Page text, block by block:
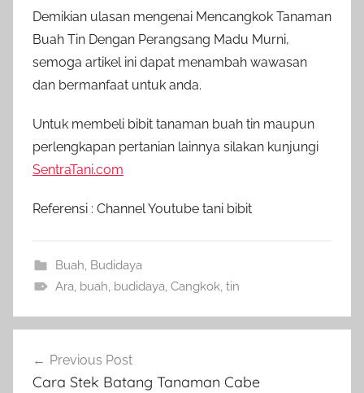
Demikian ulasan mengenai Mencangkok Tanaman
Buah Tin Dengan Perangsang Madu Murni,
semoga artikel ini dapat menambah wawasan
dan bermanfaat untuk anda.
Untuk membeli bibit tanaman buah tin maupun
perlengkapan pertanian lainnya silakan kunjungi
SentraTani.com
Referensi : Channel Youtube tani bibit
Buah, Budidaya
Ara, buah, budidaya, Cangkok, tin
pos
Previous Post
Cara Stek Batang Tanaman Cabe